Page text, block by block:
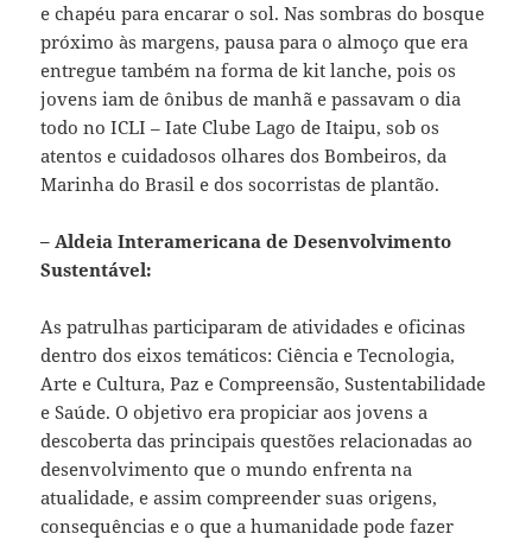
e chapéu para encarar o sol. Nas sombras do bosque
próximo às margens, pausa para o almoço que era
entregue também na forma de kit lanche, pois os
jovens iam de ônibus de manhã e passavam o dia
todo no ICLI – Iate Clube Lago de Itaipu, sob os
atentos e cuidadosos olhares dos Bombeiros, da
Marinha do Brasil e dos socorristas de plantão.
– Aldeia Interamericana de Desenvolvimento
Sustentável:
As patrulhas participaram de atividades e oficinas
dentro dos eixos temáticos: Ciência e Tecnologia,
Arte e Cultura, Paz e Compreensão, Sustentabilidade
e Saúde. O objetivo era propiciar aos jovens a
descoberta das principais questões relacionadas ao
desenvolvimento que o mundo enfrenta na
atualidade, e assim compreender suas origens,
consequências e o que a humanidade pode fazer